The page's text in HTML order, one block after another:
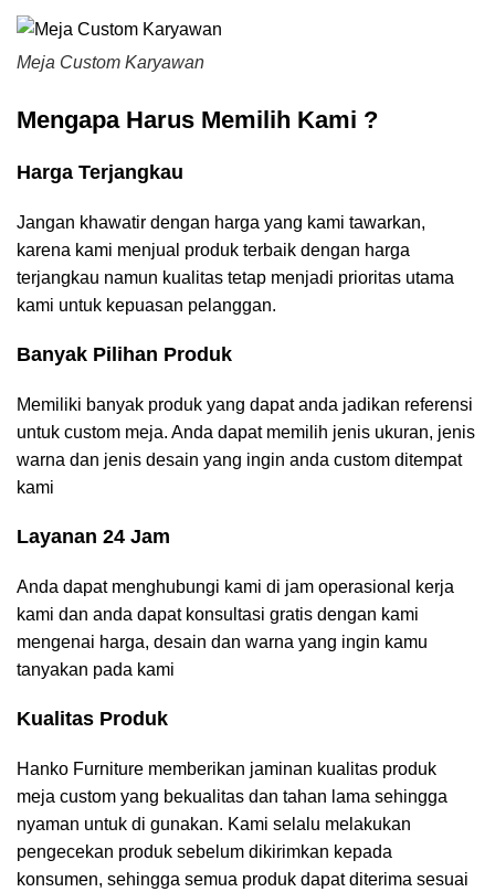
Meja Custom Karyawan
Mengapa Harus Memilih Kami ?
Harga Terjangkau
Jangan khawatir dengan harga yang kami tawarkan,
karena kami menjual produk terbaik dengan harga
terjangkau namun kualitas tetap menjadi prioritas utama
kami untuk kepuasan pelanggan.
Banyak Pilihan Produk
Memiliki banyak produk yang dapat anda jadikan referensi
untuk custom meja. Anda dapat memilih jenis ukuran, jenis
warna dan jenis desain yang ingin anda custom ditempat
kami
Layanan 24 Jam
Anda dapat menghubungi kami di jam operasional kerja
kami dan anda dapat konsultasi gratis dengan kami
mengenai harga, desain dan warna yang ingin kamu
tanyakan pada kami
Kualitas Produk
Hanko Furniture memberikan jaminan kualitas produk
meja custom yang bekualitas dan tahan lama sehingga
nyaman untuk di gunakan. Kami selalu melakukan
pengecekan produk sebelum dikirimkan kepada
konsumen, sehingga semua produk dapat diterima sesuai